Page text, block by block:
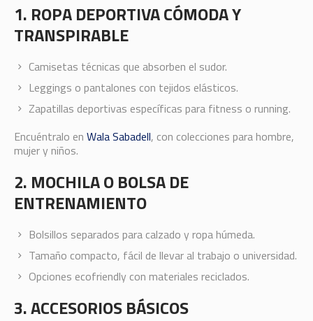
1. ROPA DEPORTIVA CÓMODA Y
TRANSPIRABLE
Camisetas técnicas que absorben el sudor.
Leggings o pantalones con tejidos elásticos.
Zapatillas deportivas específicas para fitness o running.
Encuéntralo en Wala Sabadell, con colecciones para hombre,
mujer y niños.
2. MOCHILA O BOLSA DE
ENTRENAMIENTO
Bolsillos separados para calzado y ropa húmeda.
Tamaño compacto, fácil de llevar al trabajo o universidad.
Opciones ecofriendly con materiales reciclados.
3. ACCESORIOS BÁSICOS